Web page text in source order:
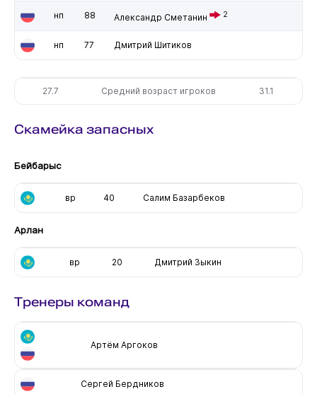
нп 88 Александр Сметанин 2
нп 77 Дмитрий Шитиков
27.7 Средний возраст игроков 31.1
Скамейка запасных
Бейбарыс
вр 40 Салим Базарбеков
Арлан
вр 20 Дмитрий Зыкин
Тренеры команд
Артём Аргоков
Сергей Бердников